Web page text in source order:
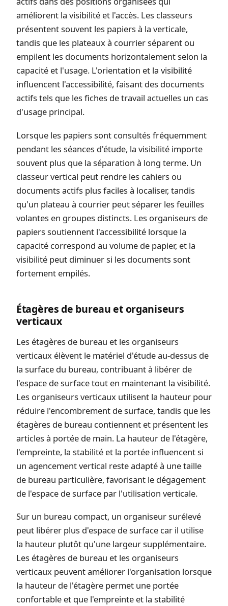
améliorent la visibilité et l'accès. Les classeurs
présentent souvent les papiers à la verticale,
tandis que les plateaux à courrier séparent ou
empilent les documents horizontalement selon la
capacité et l'usage. L'orientation et la visibilité
influencent l'accessibilité, faisant des documents
actifs tels que les fiches de travail actuelles un cas
d'usage principal.
Lorsque les papiers sont consultés fréquemment
pendant les séances d'étude, la visibilité importe
souvent plus que la séparation à long terme. Un
classeur vertical peut rendre les cahiers ou
documents actifs plus faciles à localiser, tandis
qu'un plateau à courrier peut séparer les feuilles
volantes en groupes distincts. Les organiseurs de
papiers soutiennent l'accessibilité lorsque la
capacité correspond au volume de papier, et la
visibilité peut diminuer si les documents sont
fortement empilés.
Étagères de bureau et organiseurs
verticaux
Les étagères de bureau et les organiseurs
verticaux élèvent le matériel d'étude au-dessus de
la surface du bureau, contribuant à libérer de
l'espace de surface tout en maintenant la visibilité.
Les organiseurs verticaux utilisent la hauteur pour
réduire l'encombrement de surface, tandis que les
étagères de bureau contiennent et présentent les
articles à portée de main. La hauteur de l'étagère,
l'empreinte, la stabilité et la portée influencent si
un agencement vertical reste adapté à une taille
de bureau particulière, favorisant le dégagement
de l'espace de surface par l'utilisation verticale.
Sur un bureau compact, un organiseur surélevé
peut libérer plus d'espace de surface car il utilise
la hauteur plutôt qu'une largeur supplémentaire.
Les étagères de bureau et les organiseurs
verticaux peuvent améliorer l'organisation lorsque
la hauteur de l'étagère permet une portée
confortable et que l'empreinte et la stabilité